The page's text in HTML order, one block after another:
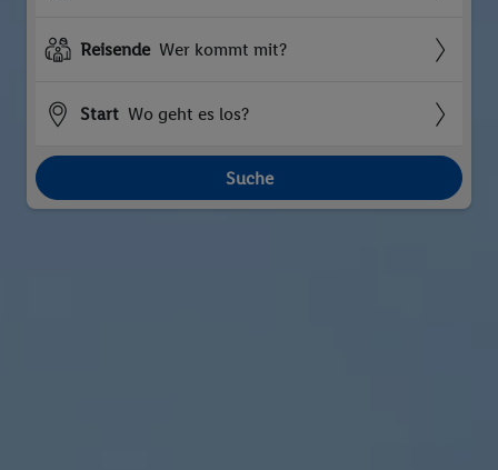
Reisende Wer kommt mit?
Start Wo geht es los?
Suche